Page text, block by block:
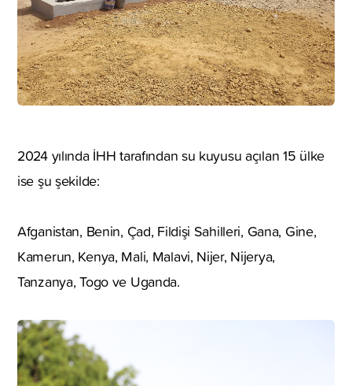
2024 yılında İHH tarafından su kuyusu açılan 15 ülke
ise şu şekilde:
Afganistan, Benin, Çad, Fildişi Sahilleri, Gana, Gine,
Kamerun, Kenya, Mali, Malavi, Nijer, Nijerya,
Tanzanya, Togo ve Uganda.